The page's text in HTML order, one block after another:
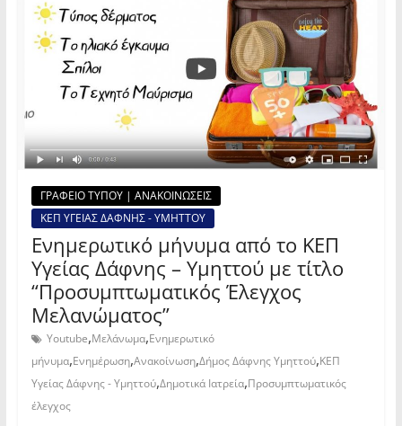
ΓΡΑΦΕΙΟ ΤΥΠΟΥ | ΑΝΑΚΟΙΝΩΣΕΙΣ
ΚΕΠ ΥΓΕΙΑΣ ΔΑΦΝΗΣ - ΥΜΗΤΤΟΥ
Ενημερωτικό μήνυμα από το ΚΕΠ
Υγείας Δάφνης – Υμηττού με τίτλο
“Προσυμπτωματικός Έλεγχος
Μελανώματος”
Youtube,Μελάνωμα,Ενημερωτικό
μήνυμα,Ενημέρωση,Ανακοίνωση,Δήμος Δάφνης Υμηττού,ΚΕΠ
Υγείας Δάφνης - Υμηττού,Δημοτικά Ιατρεία,Προσυμπτωματικός
έλεγχος